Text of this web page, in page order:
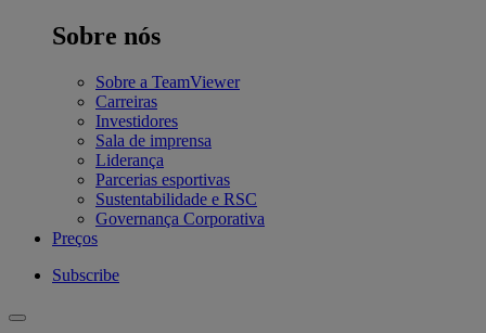
Sobre nós
Sobre a TeamViewer
Carreiras
Investidores
Sala de imprensa
Liderança
Parcerias esportivas
Sustentabilidade e RSC
Governança Corporativa
Preços
Subscribe